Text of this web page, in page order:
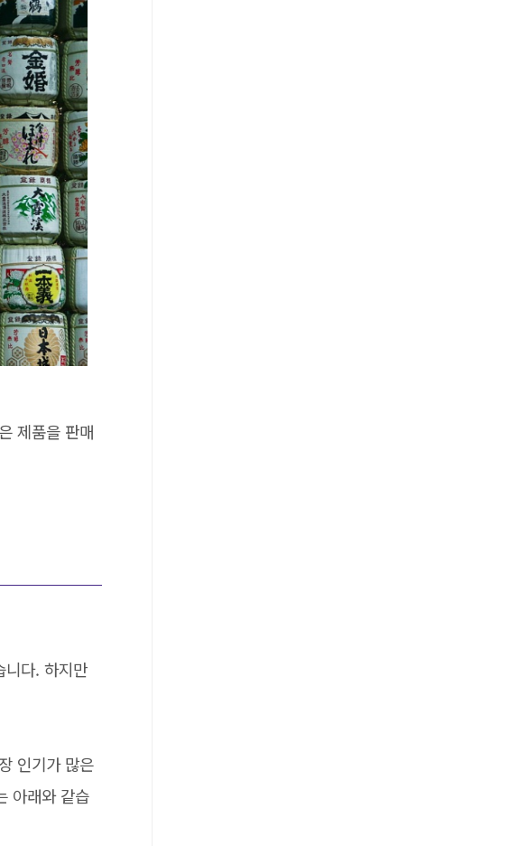
제품을 판매
니다. 하지만
인기가 많은
아래와 같습